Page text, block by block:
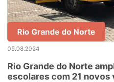
Rio Grande do Norte
05.08.2024
Rio Grande do Norte
escolares com 21 novos